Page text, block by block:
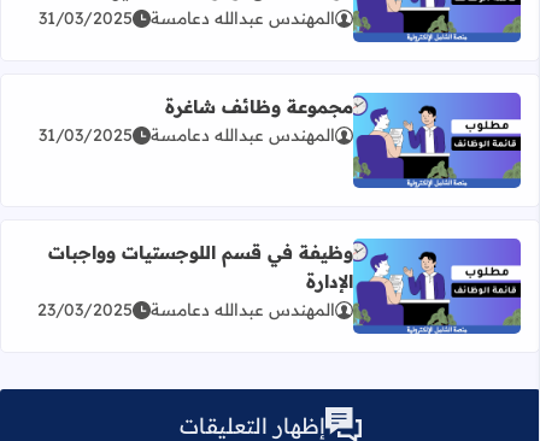
اقرأ المزيد عن مطلوب موظف إعداد ساندويشات، موظف
المهندس عبدالله دعامسة 31/03/2025
اقرأ المزيد عن مجموعة وظائف شاغرة
مجموعة وظائف شاغرة
المهندس عبدالله دعامسة 31/03/2025
اقرأ المزيد عن وظيفة في قسم اللوجستيات وواجبات الإدارة
وظيفة في قسم اللوجستيات وواجبات
الإدارة
المهندس عبدالله دعامسة 23/03/2025
إظهار التعليقات